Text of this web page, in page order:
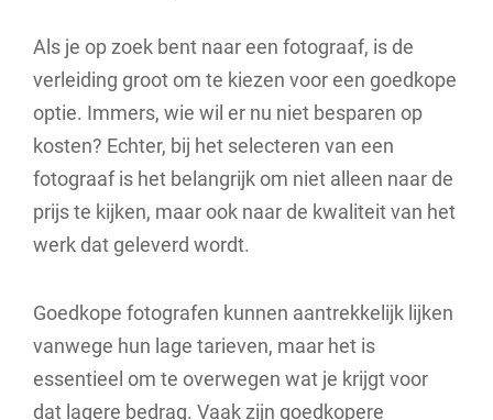
Als je op zoek bent naar een fotograaf, is de
verleiding groot om te kiezen voor een goedkope
optie. Immers, wie wil er nu niet besparen op
kosten? Echter, bij het selecteren van een
fotograaf is het belangrijk om niet alleen naar de
prijs te kijken, maar ook naar de kwaliteit van het
werk dat geleverd wordt.
Goedkope fotografen kunnen aantrekkelijk lijken
vanwege hun lage tarieven, maar het is
essentieel om te overwegen wat je krijgt voor
dat lagere bedrag. Vaak zijn goedkopere